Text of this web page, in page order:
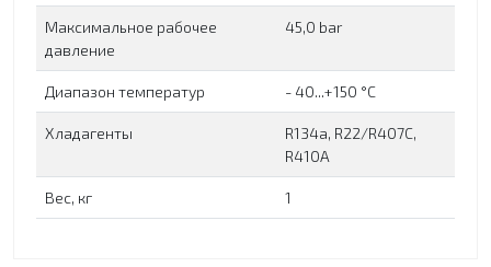
Максимальное рабочее
давление
45,0 bar
Диапазон температур - 40...+150 °C
Хладагенты
R134a, R22/R407C,
R410A
Вес, кг 1